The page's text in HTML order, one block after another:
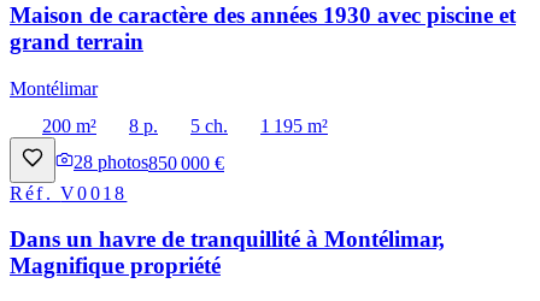
Maison de caractère des années 1930 avec piscine et
grand terrain
Montélimar
200 m²
8 p. 5 ch.
1 195 m²
28 photos850 000 €
Réf.V0018
Dans un havre de tranquillité à Montélimar,
Magnifique propriété